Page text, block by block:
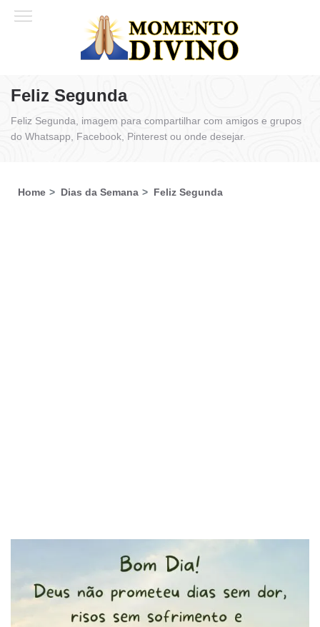
Feliz Segunda
Feliz Segunda, imagem para compartilhar com amigos e grupos
do Whatsapp, Facebook, Pinterest ou onde desejar.
Home Dias da Semana Feliz Segunda